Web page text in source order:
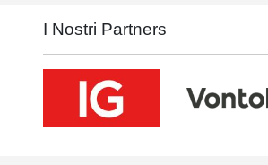
I Nostri Partners